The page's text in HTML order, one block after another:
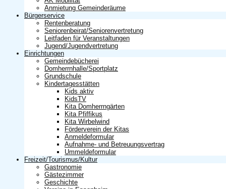
Anmietung Gemeinderäume
Bürgerservice
Rentenberatung
Seniorenbeirat/Seniorenvertretung
Leitfaden für Veranstaltungen
Jugend/Jugendvertretung
Einrichtungen
Gemeindebücherei
Domherrnhalle/Sportplatz
Grundschule
Kindertagesstätten
Kids aktiv
KidsTV
Kita Domherrngärten
Kita Pfiffikus
Kita Wirbelwind
Förderverein der Kitas
Anmeldeformular
Aufnahme- und Betreuungsvertrag
Ummeldeformular
Freizeit/Tourismus/Kultur
Gastronomie
Gästezimmer
Geschichte